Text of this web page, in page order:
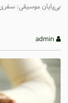
بی‌پایان موسیقی: